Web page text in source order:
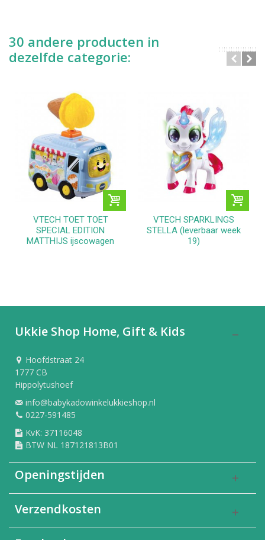
30 andere producten in
dezelfde categorie:
VTECH TOET TOET
SPECIAL EDITION
MATTHIJS ijscowagen
VTECH SPARKLINGS
STELLA (leverbaar week
19)
Ukkie Shop Home, Gift & Kids
Hoofdstraat 24
1777 CB
Hippolytushoef
info@babykadowinkelukkieshop.nl
0227-591485
KvK: 37116048
BTW NL 187121813B01
Openingstijden
Verzendkosten